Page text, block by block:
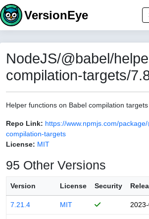
VersionEye
NodeJS/@babel/
compilation-targets/
Helper functions on Babel compilation targets
Repo Link: https://www.npmjs.com/
compilation-targets
License: MIT
95 Other Versions
Version License Security
7.21.4 MIT